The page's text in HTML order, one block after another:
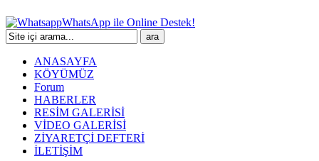
WhatsApp ile Online Destek!
ANASAYFA
KÖYÜMÜZ
Forum
HABERLER
RESİM GALERİSİ
VİDEO GALERİSİ
ZİYARETÇİ DEFTERİ
İLETİŞİM